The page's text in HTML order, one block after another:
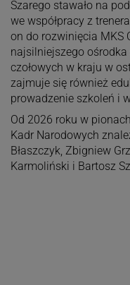
Szarego stawało na
we współpracy z
on do rozwinięcia MKS
najsilniejszego
czołowych w kraju w
zajmuje się również
prowadzenie szkoleń i
Od 2026 roku w
Kadr Narodowych
Błaszczyk, Zbigniew
Karmoliński i Bartosz